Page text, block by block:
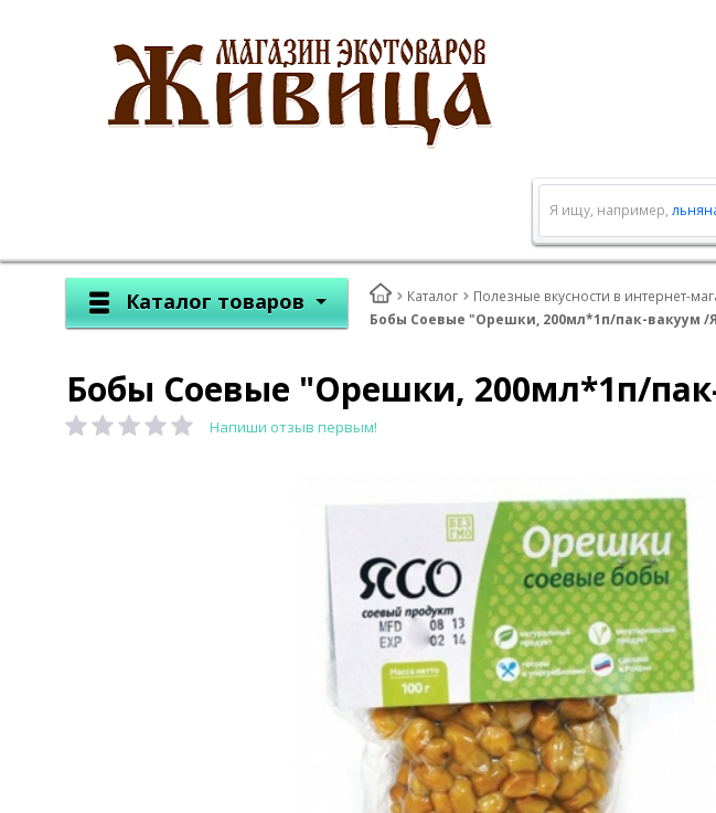
Я ищу, например,
Каталог товаров Каталог Полезные вкусности в интернет-
Бобы Соевые "Орешки, 200мл*1п/пак-вакуум /
Бобы Соевые "Орешки, 200мл*1п/
Напиши отзыв первым!